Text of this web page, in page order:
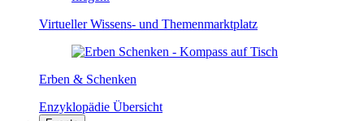
Virtueller Wissens- und Themenmarktplatz
Erben & Schenken
Enzyklopädie Übersicht